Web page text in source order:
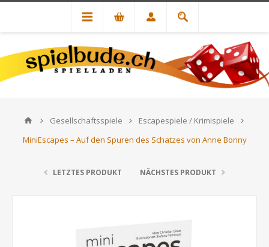
Gesellschaftsspiele
Escapespiele / Krimispiele
MiniEscapes – Auf den Spuren des Schatzes von Anne Bonny
LETZTES PRODUKT NÄCHSTES PRODUKT